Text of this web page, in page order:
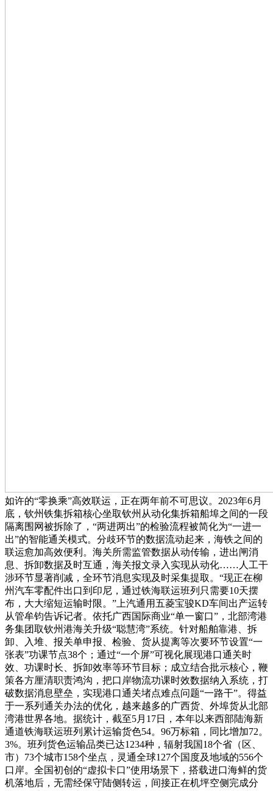
如许的“零换乘”高效联运，正在两年前不可思议。2023年6月
底，钦州铁集拆箱核心坐取钦州从动化集拆箱船埠之间的一段
隔离围网被拆除了，“两进两出”的检验流程被简化为“一进一
出”的智能通关模式。分歧环节的数据流动起来，海铁之间的
联运愈加高效便利。海关所需监管数据从动传输，进出闸消
息、拆卸数据及时互通，海关报文录入实现从动化……人工干
涉环节显著削减，全环节消息实现及时采集提取。“现正在柳
州汽车零配件出口到印尼，通过铁海联运班列只需要10天摆
布，大大缩短运输时限。”上汽通用五菱宝骏KD车间出产运转
从管牟钧告诉记者。依托广西国际商业“单一窗口”，北部湾港
务集团取钦州港海关升级“聪慧湾”系统。针对船舶靠港、拆
卸、入堆、报关单申报、检验、货从提离等次要环节设置“一
张表”功课节点38个；通过“一个屏”可视化展现港口通关时
效、功课时长、拆卸效率等环节目标；成立结合批示核心，鞭
策各方厘清职责鸿沟，把口岸物流功课时效数据纳入系统，打
破数据消息壁垒，实现港口通关堵点难点问题“一路干”。得益
于一系列通关办法的优化，越来越多的广西货、外埠货从北部
湾港世界各地。据统计，截至5月17日，本年以来西部陆海新
通道铁海联运班列累计运输货色54。96万标箱，同比增加72。
3%。班列货色运输品类已达1234种，辐射我国18个省（区、
市）73个城市158个坐点，灵通全球127个国度及地域的556个
口岸。全国初创的“虚拟卡口”使用场景下，搭载进口海鲜的货
机落地后，无需经保守陆侧转运，间接正在机坪空侧完成分